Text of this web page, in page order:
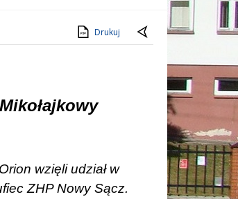
Drukuj
wzięli udział w
ZHP Nowy Sącz.